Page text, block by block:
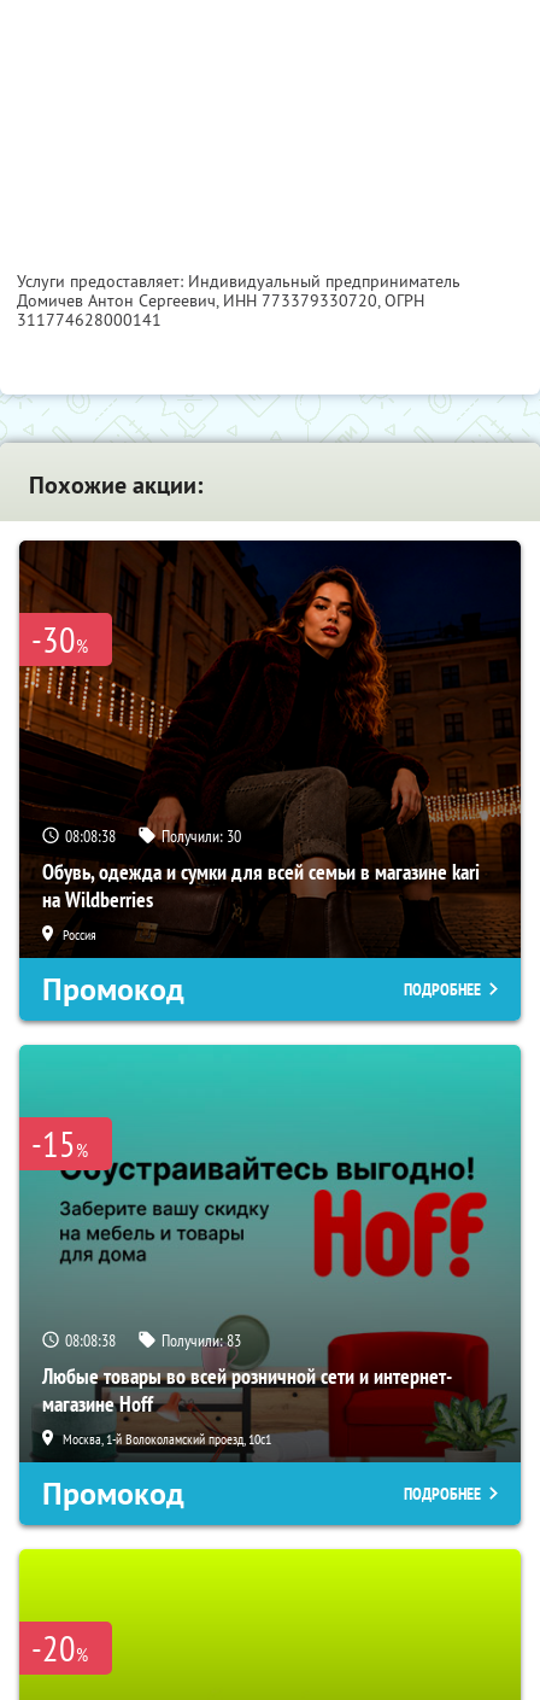
Услуги предоставляет: Индивидуальный предприниматель
Домичев Антон Сергеевич, ИНН 773379330720, ОГРН
311774628000141
Похожие акции:
-30%
08:08:37 Получили: 30
Обувь, одежда и сумки для всей семьи в магазине kari
на Wildberries
Россия
Промокод ПОДРОБНЕЕ
-15%
08:08:37 Получили:83
Любые товары во всей розничной сети и интернет-
магазине Hoff
Москва, 1-й Волоколамский проезд, 10с1
Промокод ПОДРОБНЕЕ
-20%